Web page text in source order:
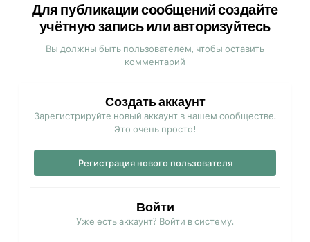
Для публикации сообщений создайте
учётную запись или авторизуйтесь
Вы должны быть пользователем, чтобы оставить
комментарий
Создать аккаунт
Зарегистрируйте новый аккаунт в нашем сообществе.
Это очень просто!
Регистрация нового пользователя
Войти
Уже есть аккаунт? Войти в систему.